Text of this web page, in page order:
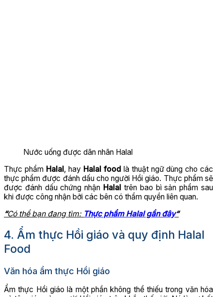
Nước uống được dãn nhãn Halal
Thực phẩm Halal, hay Halal food là thuật ngữ dùng cho các
thực phẩm được đánh dấu cho người Hồi giáo. Thực phẩm sẽ
được đánh dấu chứng nhận Halal trên bao bì sản phẩm sau
khi được công nhận bởi các bên có thẩm quyền liên quan.
“Có thể bạn đang tìm: Thực phẩm Halal gần đây“
4. Ẩm thực Hồi giáo và quy định Halal
Food
Văn hóa ẩm thực Hồi giáo
Ẩm thực Hồi giáo là một phần không thể thiếu trong văn hóa